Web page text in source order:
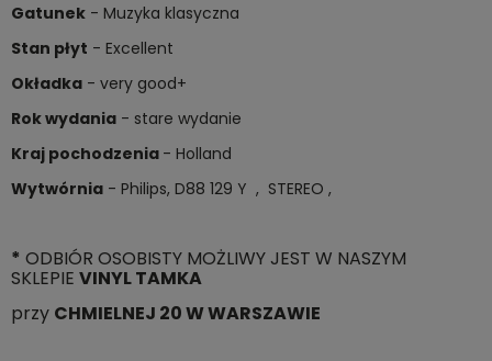
Gatunek - Muzyka klasyczna
Stan płyt - Excellent
Okładka - very good+
Rok wydania - stare wydanie
Kraj pochodzenia - Holland
Wytwórnia - Philips, D88 129 Y , STEREO ,
* ODBIÓR OSOBISTY MOŻLIWY JEST W NASZYM
SKLEPIE VINYL TAMKA
przy CHMIELNEJ 20 W WARSZAWIE